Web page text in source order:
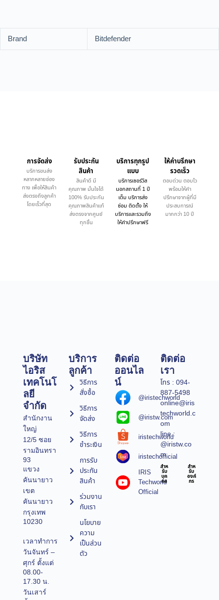
Brand Bitdefender
การจัดส่ง
บริการขนส่ง
หลากหลายช่อง
ทาง เพื่อให้สินค้า
ส่งตรงถึงลูกค้า
โดยเร็วที่สุด
รับประกัน
สินค้า
สินค้าดี มี
คุณภาพ มั่นใจได้
100% รับประกัน
คุณภาพสินค้าแท้
ส่งตรงจากศูนย์
ทุกชิ้น
บริการทุกรูป
แบบ
บริการเซอร์วิส
นอกสถานที่ 1 ปี
เต็ม บริการส่ง
ซ่อม ติดตั้ง ให้
บริการและรวมถึง
ให้คำปรึกษาฟรี
ให้คำบรึกษา
รวดเร็ว
ตอบด่วน ตอบไว
พร้อมให้คำ
ปรึกษาจากผู้ที่มี
ประสบการณ์
มากกว่า 10 ปี
บริษัท
ไอริส
เทคโนโ
ลยี
จำกัด
สำนักงาน
ใหญ่
12/5 ซอย
รามอินทรา
93
แขวง
คันนายาว
เขต
คันนายาว
กรุงเทพ
10230
เวลาทำการ
วันจันทร์ –
ศุกร์ ตั้งแต่
08.00-
17.30 น.
วันเสาร์
บริการ
ลูกค้า
วิธีการ
สั่งซื้อ
วิธีการ
จัดส่ง
วิธีการ
ชำระเงิน
การรับ
ประกัน
สินค้า
ร่วมงาน
กับเรา
นโยบาย
ความ
เป็นส่วน
ตัว
ติดต่อ
ออนไล
น์
@iristechworld
@iristw.com
iristechworld
iristechofficial
IRIS
Techworld
Official
ติดต่อ
เรา
โทร : 094-
887-5498
online@iris
techworld.c
om
line :
@iristw.co
m
สำห
รับ
บุค
คล
สำห
รับ
องค์
กร